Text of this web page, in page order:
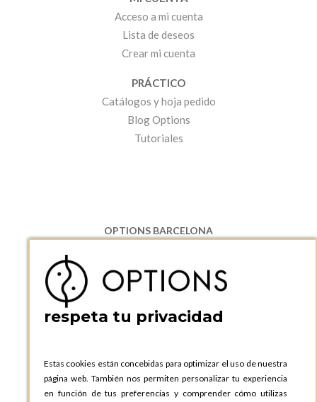
Acceso a mi cuenta
Lista de deseos
Crear mi cuenta
PRÁCTICO
Catálogos y hoja pedido
Blog Options
Tutoriales
OPTIONS BARCELONA
08130 Santa Perpetua de Moguda, Barcelona
ESPAñA
Teléfono:
+34 935 724 041
OPTIONS BARCELONA SHOWROOM
ESPAñA
Teléfono:+34 935 724 041
respeta tu privacidad
Estas cookies están concebidas para optimizar el uso de nuestra
página web. También nos permiten personalizar tu experiencia
en función de tus preferencias y comprender cómo utilizas